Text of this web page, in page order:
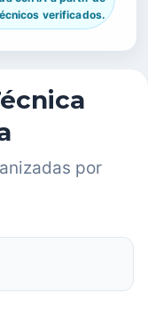
verificados.
por